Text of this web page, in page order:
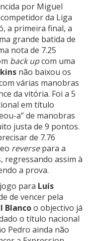
por Miguel
da Liga
a primeira final, a
grande batida de
nota de 7.25
back upcom uma
não baixou os
várias manobras
da vitória. Foi a 5
em título
a” de manobras
justa de 9 pontos.
de 7.76
reversepara a
regressando assim à
a prova.
para Luís
de vencer pela
Blancoo objectivo já
o título nacional
Pedro ainda não